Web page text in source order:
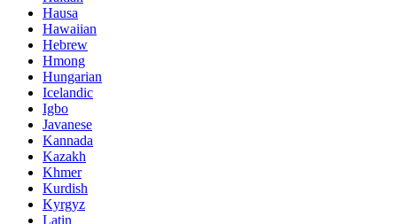
Hausa
Hawaiian
Hebrew
Hmong
Hungarian
Icelandic
Igbo
Javanese
Kannada
Kazakh
Khmer
Kurdish
Kyrgyz
Latin